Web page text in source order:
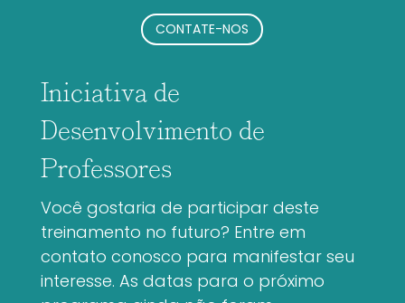
CONTATE-NOS
Iniciativa de
Desenvolvimento de
Professores
Você gostaria de participar deste
treinamento no futuro? Entre em
contato conosco para manifestar seu
interesse. As datas para o próximo